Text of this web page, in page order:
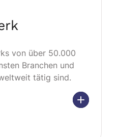
von über 50.000
Branchen und
tätig sind.